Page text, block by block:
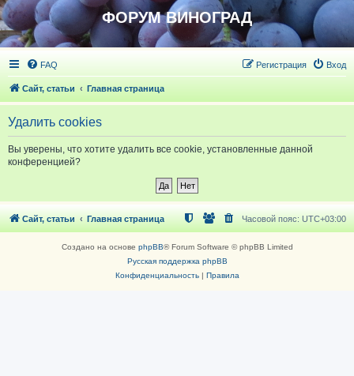
ФОРУМ ВИНОГРАД
FAQ Вход
Регистрация
Сайт, статьи Главная страница
Удалить cookies
Вы уверены, что хотите удалить все cookie, установленные данной
конференцией?
Сайт, статьи Главная страница Часовой пояс: UTC+03:00
Создано на основе phpBB® Forum Software © phpBB Limited
Русская поддержка phpBB
Конфиденциальность| Правила